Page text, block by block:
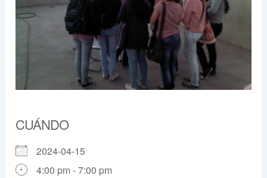
CUÁNDO
2024-04-15
4:00 pm - 7:00 pm